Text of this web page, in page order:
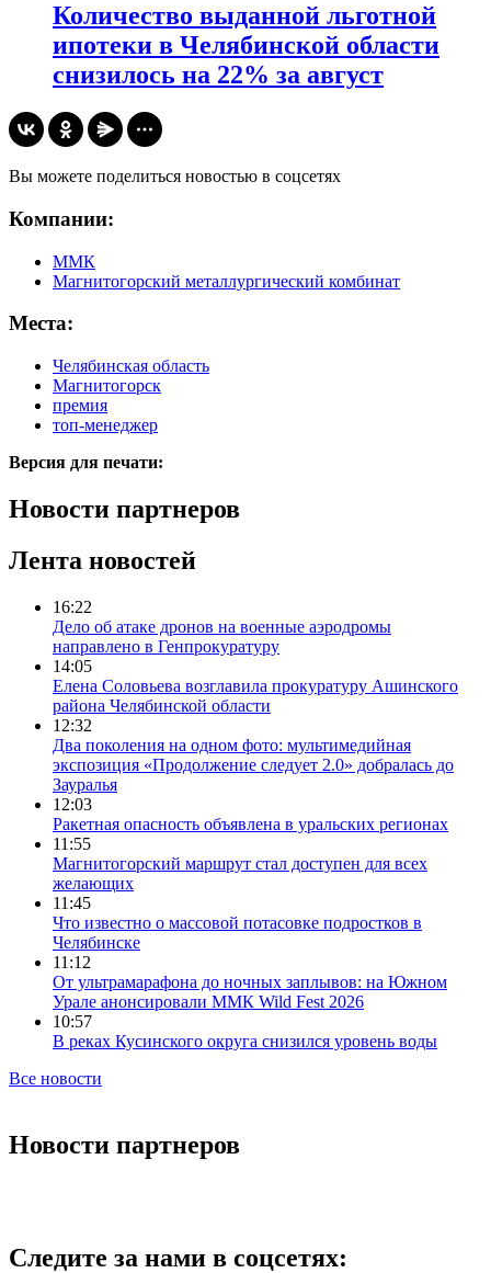
Количество выданной льготной
ипотеки в Челябинской области
снизилось на 22% за август
Вы можете поделиться новостью в соцсетях
Компании:
ММК
Магнитогорский металлургический комбинат
Места:
Челябинская область
Магнитогорск
премия
топ-менеджер
Версия для печати:
Новости партнеров
Лента новостей
16:22
Дело об атаке дронов на военные аэродромы
направлено в Генпрокуратуру
14:05
Елена Соловьева возглавила прокуратуру Ашинского
района Челябинской области
12:32
Два поколения на одном фото: мультимедийная
экспозиция «Продолжение следует 2.0» добралась до
Зауралья
12:03
Ракетная опасность объявлена в уральских регионах
11:55
Магнитогорский маршрут стал доступен для всех
желающих
11:45
Что известно о массовой потасовке подростков в
Челябинске
11:12
От ультрамарафона до ночных заплывов: на Южном
Урале анонсировали ММК Wild Fest 2026
10:57
В реках Кусинского округа снизился уровень воды
Все новости
Новости партнеров
Следите за нами в соцсетях: